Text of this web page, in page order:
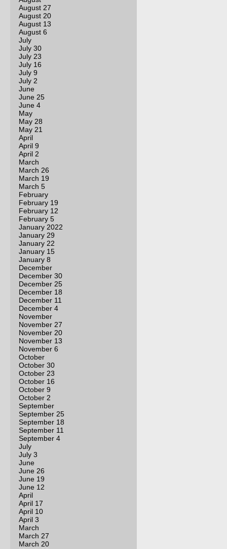
August 27
August 20
August 13
August 6
July
July 30
July 23
July 16
July 9
July 2
June
June 25
June 4
May
May 28
May 21
April
April 9
April 2
March
March 26
March 19
March 5
February
February 19
February 12
February 5
January 2022
January 29
January 22
January 15
January 8
December
December 30
December 25
December 18
December 11
December 4
November
November 27
November 20
November 13
November 6
October
October 30
October 23
October 16
October 9
October 2
September
September 25
September 18
September 11
September 4
July
July 3
June
June 26
June 19
June 12
April
April 17
April 10
April 3
March
March 27
March 20